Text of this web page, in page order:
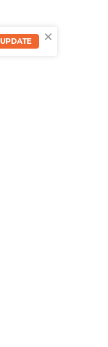
×
UPDATE